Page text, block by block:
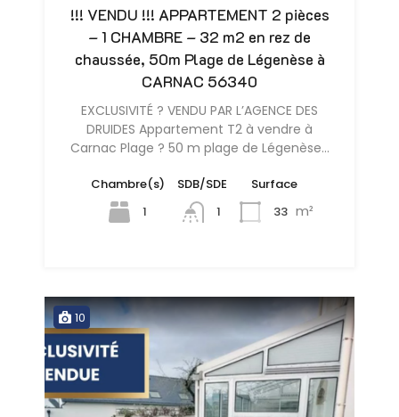
!!! VENDU !!! APPARTEMENT 2 pièces
– 1 CHAMBRE – 32 m2 en rez de
chaussée, 50m Plage de Légenèse à
CARNAC 56340
EXCLUSIVITÉ ? VENDU PAR L’AGENCE DES
DRUIDES Appartement T2 à vendre à
Carnac Plage ? 50 m plage de Légenèse…
Chambre(s)
1
SDB/SDE
1
Surface
33 m²
10